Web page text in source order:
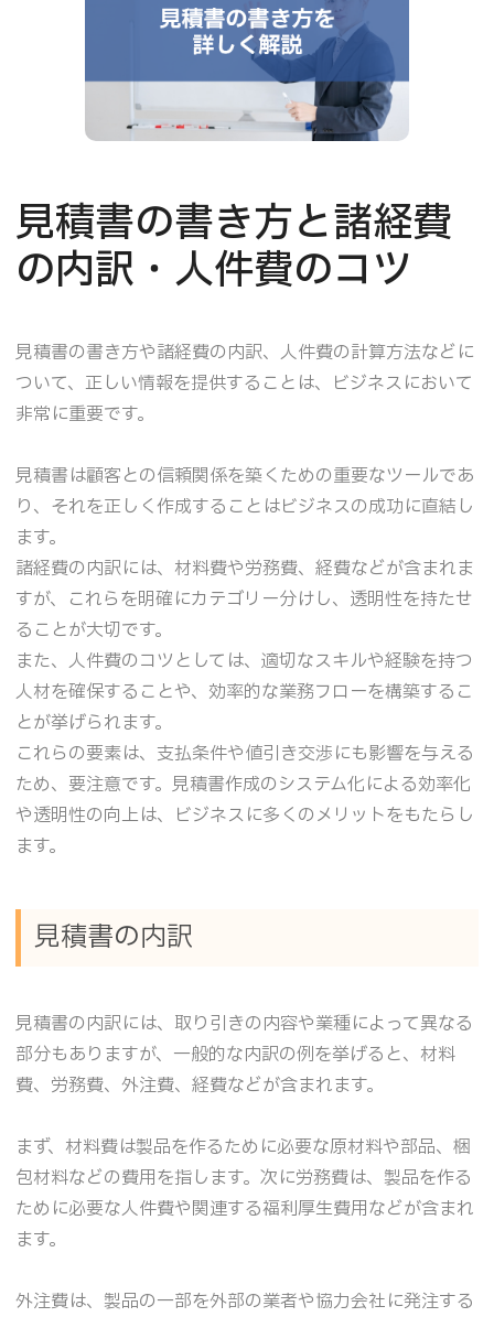
見積書の書き方と諸経費
の内訳・人件費のコツ
見積書の書き方や諸経費の内訳、人件費の計算方法などに
ついて、正しい情報を提供することは、ビジネスにおいて
非常に重要です。
見積書は顧客との信頼関係を築くための重要なツールであ
り、それを正しく作成することはビジネスの成功に直結し
ます。
諸経費の内訳には、材料費や労務費、経費などが含まれま
すが、これらを明確にカテゴリー分けし、透明性を持たせ
ることが大切です。
また、人件費のコツとしては、適切なスキルや経験を持つ
人材を確保することや、効率的な業務フローを構築するこ
とが挙げられます。
これらの要素は、支払条件や値引き交渉にも影響を与える
ため、要注意です。見積書作成のシステム化による効率化
や透明性の向上は、ビジネスに多くのメリットをもたらし
ます。
見積書の内訳
見積書の内訳には、取り引きの内容や業種によって異なる
部分もありますが、一般的な内訳の例を挙げると、材料
費、労務費、外注費、経費などが含まれます。
まず、材料費は製品を作るために必要な原材料や部品、梱
包材料などの費用を指します。次に労務費は、製品を作る
ために必要な人件費や関連する福利厚生費用などが含まれ
ます。
外注費は、製品の一部を外部の業者や協力会社に発注する